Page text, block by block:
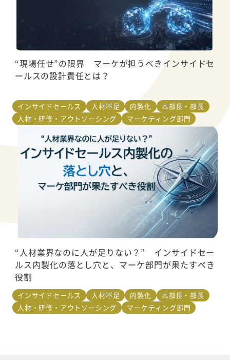
“現場任せ”の限界 マーケが担うべきインサイドセ
ールスの設計責任とは？
インサイドセールス 人材不足 内製化
本部長・部長
人材・研修・アウトソーシング
マーケティング部門
“人材業界なのに人が足りない？” インサイドセー
ルス内製化の落とし穴と、マーケ部門が果たすべき
役割
インサイドセールス 人材不足 内製化
本部長・部長
人材・研修・アウトソーシング
マーケティング部門